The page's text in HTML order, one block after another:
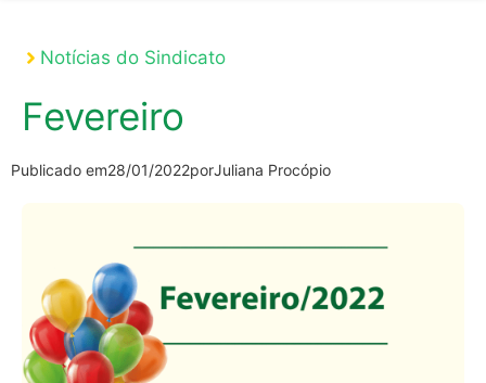
Notícias do Sindicato
Fevereiro
Publicado em28/01/2022porJuliana Procópio